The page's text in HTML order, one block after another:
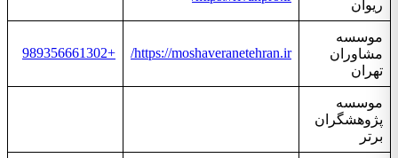
ریوان
موسسه
مشاوران
تهران
https://moshaveranetehran.ir/
+989356661302
موسسه
پژوهشگران
برتر